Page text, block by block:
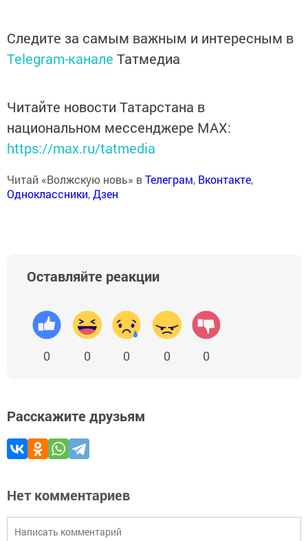
Следите за самым важным и интересным в
Telegram-канале Татмедиа
Читайте новости Татарстана в
национальном мессенджере MАХ:
https://max.ru/tatmedia
Читай «Волжскую новь» вТелеграм, Вконтакте,
Одноклассники,Дзен
Оставляйте реакции
0 0 0 0 0
Расскажите друзьям
Нет комментариев